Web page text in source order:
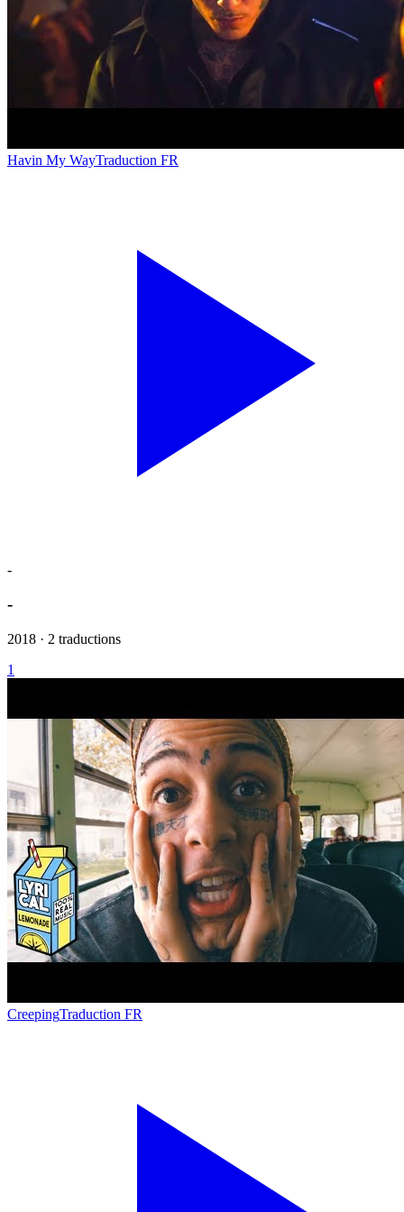
Havin My WayTraduction FR
-
-
2018 · 2 traductions
1
CreepingTraduction FR